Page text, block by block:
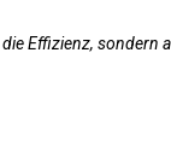
Effizienz, sondern